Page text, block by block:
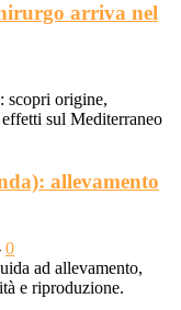
arriva nel
scopri origine,
sul Mediterraneo
allevamento
0
ad allevamento,
e riproduzione.